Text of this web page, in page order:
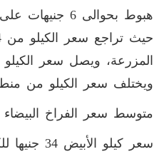
هبوط بحوالى 6
ويختلف سعر الكيلو من
متوسط سعر الفراخ البيضاء
سعر كيلو الأبيض 34 جنيها للكيلو بالمزرعة